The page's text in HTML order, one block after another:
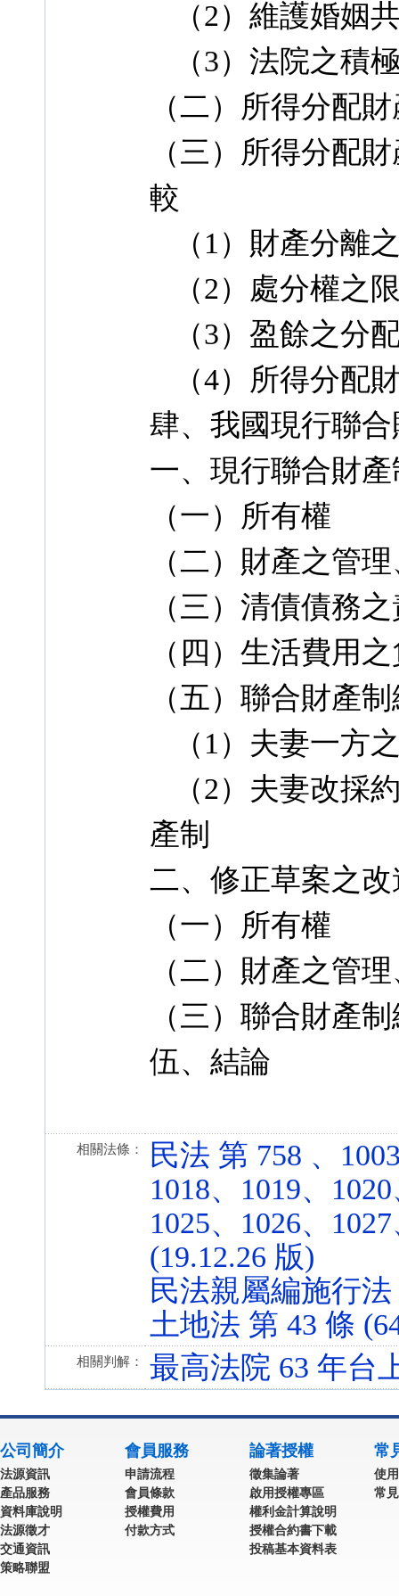
（2）維護婚姻
（3）法院之積
（二）所得分配
（三）所得分配
較
（1）財產分離
（2）處分權之
（3）盈餘之分
（4）所得分配
肆、我國現行聯
一、現行聯合財
（一）所有權
（二）財產之管
（三）清債債務
（四）生活費用
（五）聯合財產
（1）夫妻一方
（2）夫妻改採
產制
二、修正草案之改
（一）所有權
（二）財產之管
（三）聯合財產
伍、結論
相關法條：
民法 第 758 、
1018、1019、
1025、1026、
(19.12.26 版)
民法親屬編施行法
土地法 第 43 條
相關判解： 最高法院 63 年台
公司簡介
法源資訊
產品服務
資料庫說明
法源徵才
交通資訊
策略聯盟
會員服務
申請流程
會員條款
授權費用
付款方式
論著授權
徵集論著
啟用授權專區
權利金計算說明
授權合約書下載
投稿基本資料表
常
使
常